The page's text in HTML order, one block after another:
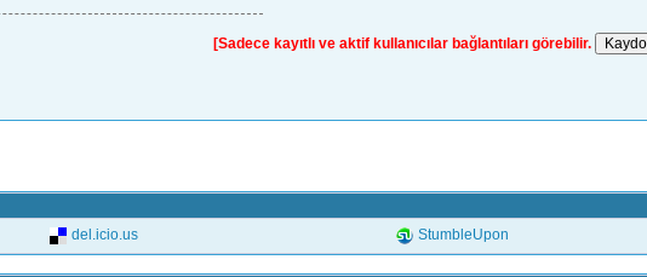
[Sadece kayıtlı ve aktif kullanıcılar bağlantıları görebilir.
del.icio.us StumbleUpon